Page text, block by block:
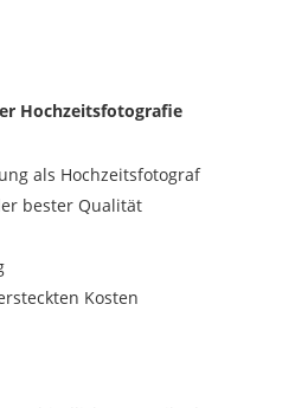
Hochzeitsfotografie
als Hochzeitsfotograf
bester Qualität
Kosten